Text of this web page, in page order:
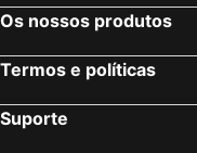
Os nossos produtos
Termos e políticas
Suporte